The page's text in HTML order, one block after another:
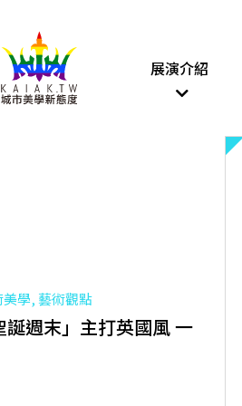
展演介紹
學, 藝術觀點
誕週末」主打英國風 一